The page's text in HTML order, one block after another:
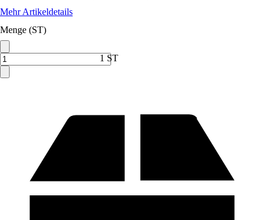
Mehr Artikeldetails
Menge (ST)
1 ST